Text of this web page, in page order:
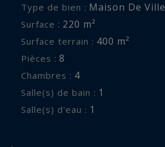
Type de bien : Maison De Ville
Surface : 220 m²
Surface terrain : 400 m²
Pièces : 8
Chambres : 4
Salle(s) de bain : 1
Salle(s) d'eau : 1